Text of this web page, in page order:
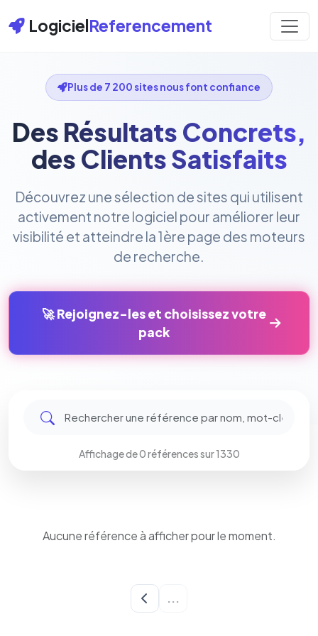
LogicielReferencement
Plus de 7 200 sites nous font confiance
Des Résultats Concrets,
des Clients Satisfaits
Découvrez une sélection de sites qui utilisent
activement notre logiciel pour améliorer leur
visibilité et atteindre la 1ère page des moteurs
de recherche.
🚀 Rejoignez-les et choisissez votre
pack
Affichage de 0 références sur 1330
Aucune référence à afficher pour le moment.
...